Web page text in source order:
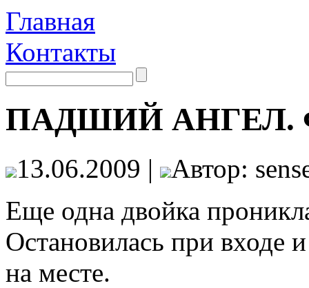
Главная
Контакты
ПАДШИЙ АНГЕЛ.
13.06.2009 |
Автор:
Еще одна двойка
Остановилась при входе
на месте.